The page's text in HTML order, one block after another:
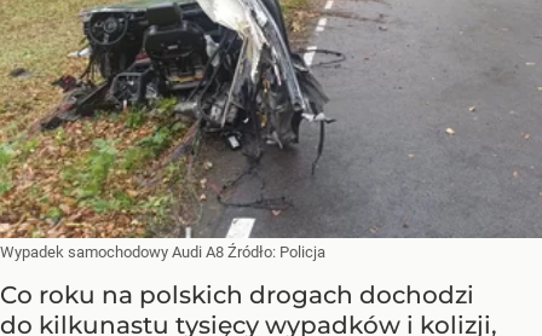
Wypadek samochodowy Audi A8 Źródło: Policja
Co roku na polskich drogach dochodzi
do kilkunastu tysięcy wypadków i kolizji,